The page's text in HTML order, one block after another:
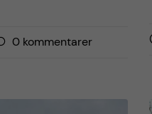
0 kommentarer